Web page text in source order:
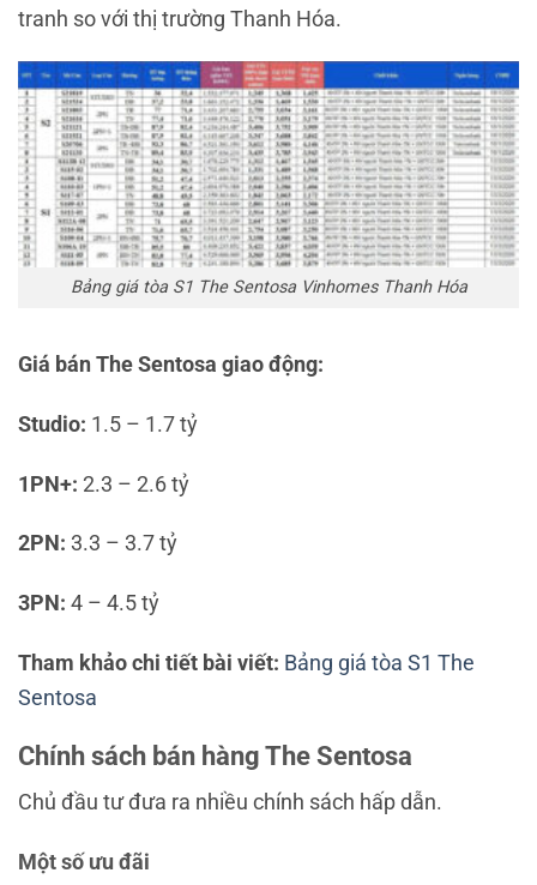
tranh so với thị trường Thanh Hóa.
Bảng giá tòa S1 The Sentosa Vinhomes Thanh Hóa
Giá bán The Sentosa giao động:
Studio: 1.5 – 1.7 tỷ
1PN+: 2.3 – 2.6 tỷ
2PN: 3.3 – 3.7 tỷ
3PN: 4 – 4.5 tỷ
Tham khảo chi tiết bài viết: Bảng giá tòa S1 The
Sentosa
Chính sách bán hàng The Sentosa
Chủ đầu tư đưa ra nhiều chính sách hấp dẫn.
Một số ưu đãi